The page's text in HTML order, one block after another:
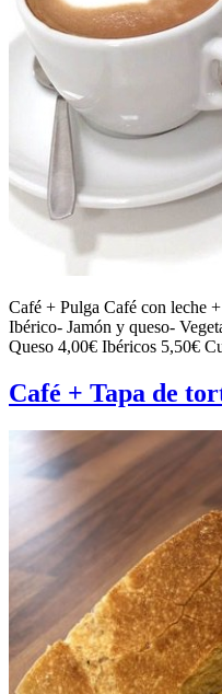
Café + Pulga Café con leche
Ibérico- Jamón y queso-
Queso 4,00€ Ibéricos 5,50€
Café + Tapa de